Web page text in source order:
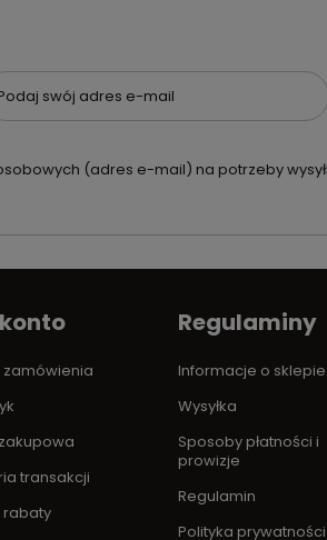
swój adres e-mail
(adres e-mail) na potrzeby
zamówienia
transakcji
rabaty
Regulaminy
Informacje o sklepie
Wysyłka
Sposoby płatności i
prowizje
Regulamin
Polityka prywatności